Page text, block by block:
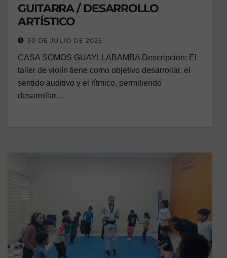
GUITARRA / DESARROLLO
ARTÍSTICO
30 DE JULIO DE 2025
CASA SOMOS GUAYLLABAMBA Descripción: El
taller de violín tiene como objetivo desarrollar, el
sentido auditivo y el rítmico, permitiendo
desarrollar…